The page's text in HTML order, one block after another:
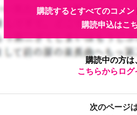
購読するとすべてのコメン
購読申込はこ
購読中の方は
こちらからログ
次のページ